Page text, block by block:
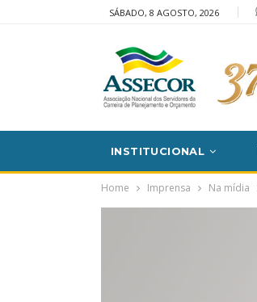
SÁBADO, 8 AGOSTO, 2026
INSTITUCIONAL
Home Imprensa Na mídia